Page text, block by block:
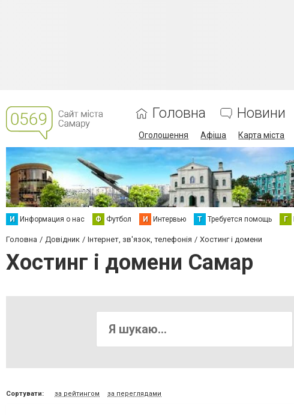
Головна Новини
Оголошення Афіша Карта міста
И Информация о нас Ф Футбол И Интервью Т Требуется помощь Г
Головна Довідник Інтернет, зв'язок, телефонія Хостинг і домени
Хостинг і домени Самар
Сортувати: за рейтингом за переглядами